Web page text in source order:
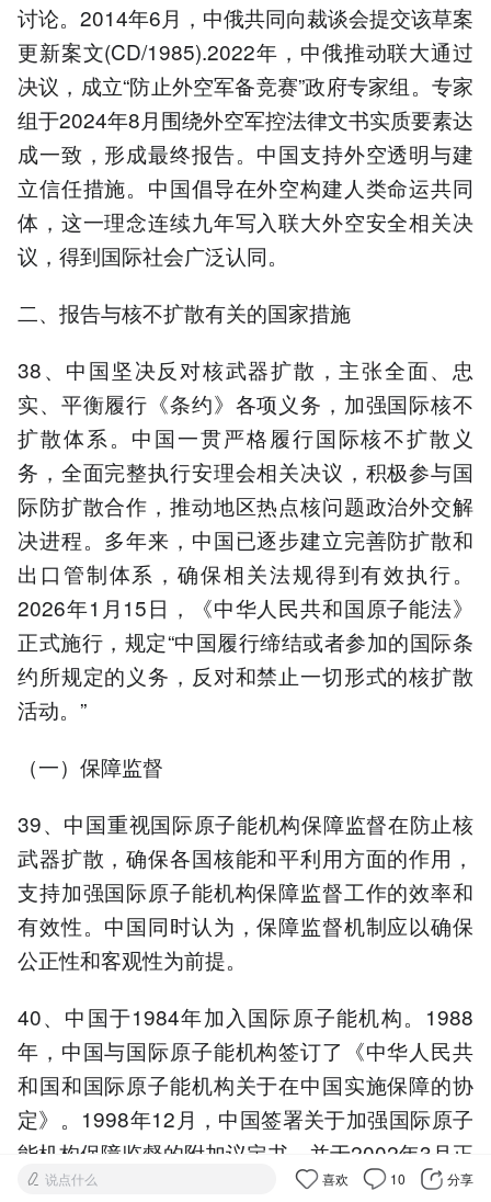
讨论。2014年6月，中俄共同向裁谈会提交该草案
更新案文(CD/1985).2022年，中俄推动联大通过
决议，成立“防止外空军备竞赛”政府专家组。专家
组于2024年8月围绕外空军控法律文书实质要素达
成一致，形成最终报告。中国支持外空透明与建
立信任措施。中国倡导在外空构建人类命运共同
体，这一理念连续九年写入联大外空安全相关决
议，得到国际社会广泛认同。
二、报告与核不扩散有关的国家措施
38、中国坚决反对核武器扩散，主张全面、忠
实、平衡履行《条约》各项义务，加强国际核不
扩散体系。中国一贯严格履行国际核不扩散义
务，全面完整执行安理会相关决议，积极参与国
际防扩散合作，推动地区热点核问题政治外交解
决进程。多年来，中国已逐步建立完善防扩散和
出口管制体系，确保相关法规得到有效执行。
2026年1月15日，《中华人民共和国原子能法》
正式施行，规定“中国履行缔结或者参加的国际条
约所规定的义务，反对和禁止一切形式的核扩散
活动。”
（一）保障监督
39、中国重视国际原子能机构保障监督在防止核
武器扩散，确保各国核能和平利用方面的作用，
支持加强国际原子能机构保障监督工作的效率和
有效性。中国同时认为，保障监督机制应以确保
公正性和客观性为前提。
40、中国于1984年加入国际原子能机构。1988
年，中国与国际原子能机构签订了《中华人民共
和国和国际原子能机构关于在中国实施保障的协
定》。1998年12月，中国签署关于加强国际原子
能机构保障监督的附加议定书，并于2002年3月正
式生效。中国是附加议定书最早生效的核武器国
说点什么 喜欢 10 分享